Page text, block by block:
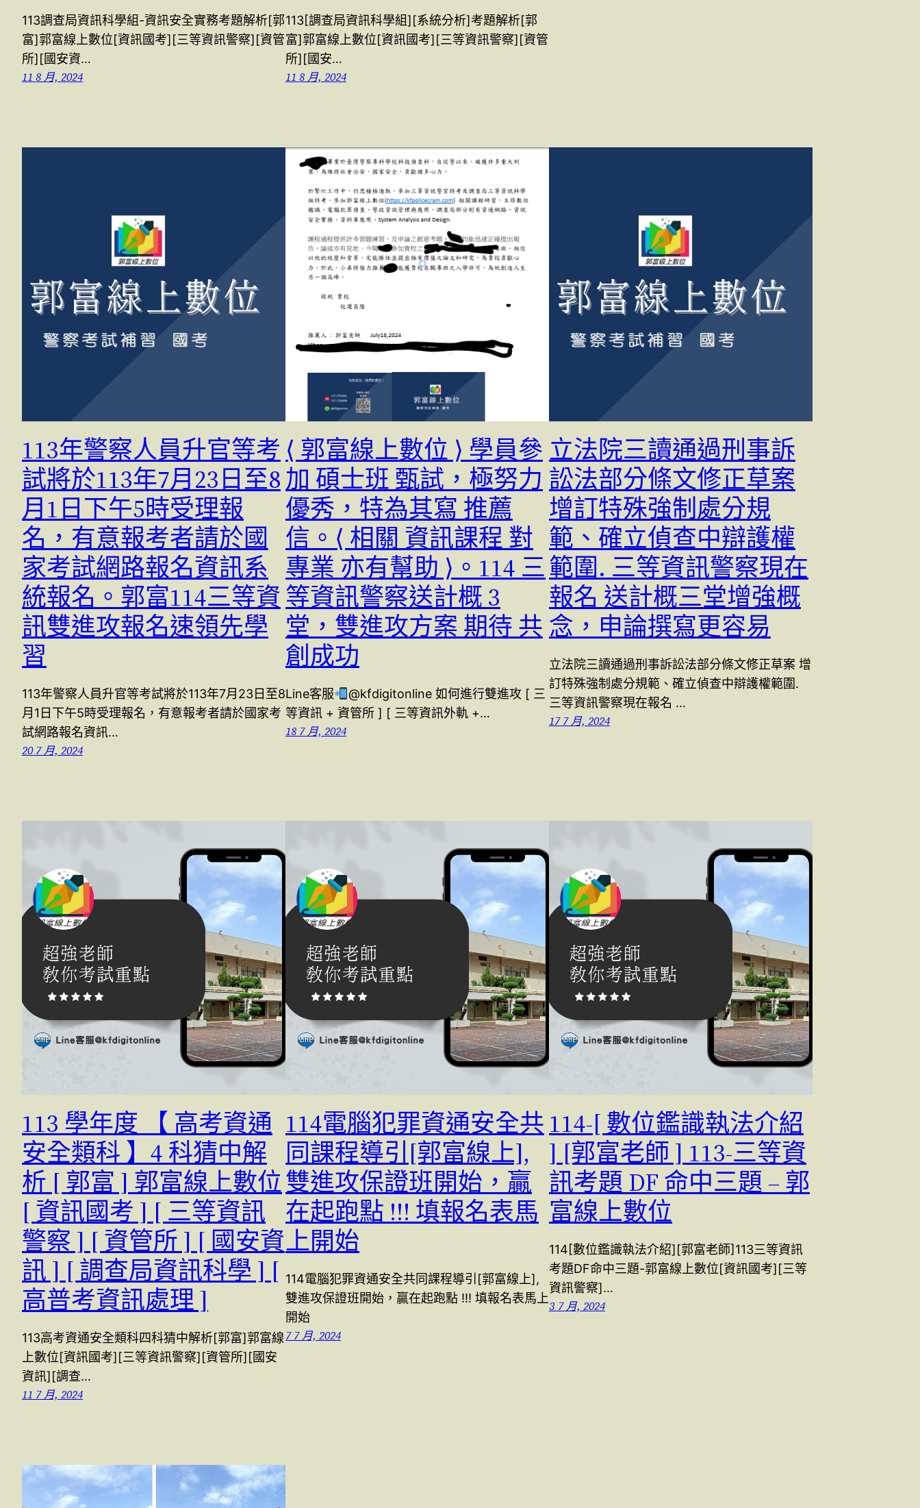
113調查局資訊科學組-資訊安全實務考題解析[郭
富]郭富線上數位[資訊國考][三等資訊警察][資管
所][國安資…
11 8 月, 2024
113[調查局資訊科學組][系統分析]考題解析[郭
富]郭富線上數位[資訊國考][三等資訊警察][資管
所][國安…
11 8 月, 2024
113年警察人員升官等考
試將於113年7月23日至8
月1日下午5時受理報
名，有意報考者請於國
家考試網路報名資訊系
統報名。郭富114三等資
訊雙進攻報名速領先學
習
113年警察人員升官等考試將於113年7月23日至8
月1日下午5時受理報名，有意報考者請於國家考
試網路報名資訊…
20 7 月, 2024
⟨ 郭富線上數位 ⟩ 學員參
加 碩士班 甄試，極努力
優秀，特為其寫 推薦
信。⟨ 相關 資訊課程 對
專業 亦有幫助 ⟩。114 三
等資訊警察送計概 3
堂，雙進攻方案 期待 共
創成功
Line客服
@kfdigitonline 如何進行雙進攻 [ 三
等資訊 + 資管所 ] [ 三等資訊外軌 +…
18 7 月, 2024
立法院三讀通過刑事訴
訟法部分條文修正草案
增訂特殊強制處分規
範、確立偵查中辯護權
範圍. 三等資訊警察現在
報名 送計概三堂增強概
念，申論撰寫更容易
立法院三讀通過刑事訴訟法部分條文修正草案 增
訂特殊強制處分規範、確立偵查中辯護權範圍.
三等資訊警察現在報名 …
17 7 月, 2024
113 學年度 【 高考資通
安全類科 】4 科猜中解
析 [ 郭富 ] 郭富線上數位
[ 資訊國考 ] [ 三等資訊
警察 ] [ 資管所 ] [ 國安資
訊 ] [ 調查局資訊科學 ] [
高普考資訊處理 ]
113高考資通安全類科四科猜中解析[郭富]郭富線
上數位[資訊國考][三等資訊警察][資管所][國安
資訊][調查…
11 7 月, 2024
114電腦犯罪資通安全共
同課程導引[郭富線上],
雙進攻保證班開始，贏
在起跑點 !!! 填報名表馬
上開始
114電腦犯罪資通安全共同課程導引[郭富線上],
雙進攻保證班開始，贏在起跑點 !!! 填報名表馬上
開始
7 7 月, 2024
114-[ 數位鑑識執法介紹
] [郭富老師 ] 113-三等資
訊考題 DF 命中三題 – 郭
富線上數位
114[數位鑑識執法介紹][郭富老師]113三等資訊
考題DF命中三題-郭富線上數位[資訊國考][三等
資訊警察]…
3 7 月, 2024